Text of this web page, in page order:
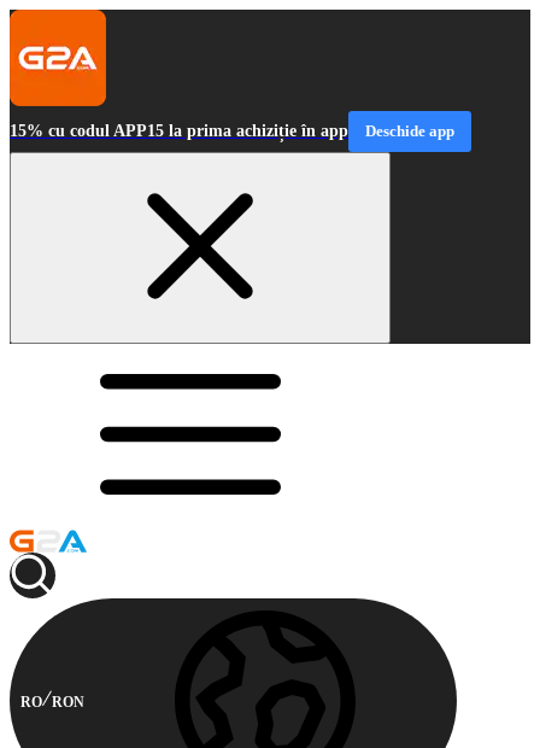
15% cu codul APP15 la prima achiziție în app Deschide app
RO RON